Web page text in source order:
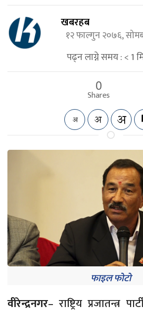
खबरहब
१२ फाल्गुन २०७६,
पढ्न लाग्ने समय :< 1
0
Shares
फाइल फोटो
वीरेन्द्रनगर– राष्ट्रिय प्रजातन्त्र